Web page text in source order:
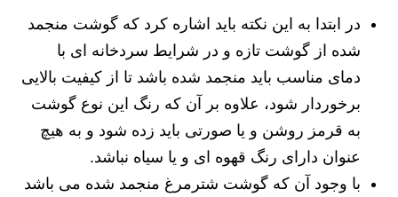
در ابتدا به این نکته باید اشاره کرد که گوشت منجمد
شده از گوشت تازه و در شرایط سردخانه ای با
دمای مناسب باید منجمد شده باشد تا از کیفیت بالایی
برخوردار شود، علاوه بر آن که رنگ این نوع گوشت
به قرمز روشن و یا صورتی باید زده شود و به هیچ
عنوان دارای رنگ قهوه ای و یا سیاه نباشد.
با وجود آن که گوشت شترمرغ منجمد شده می باشد